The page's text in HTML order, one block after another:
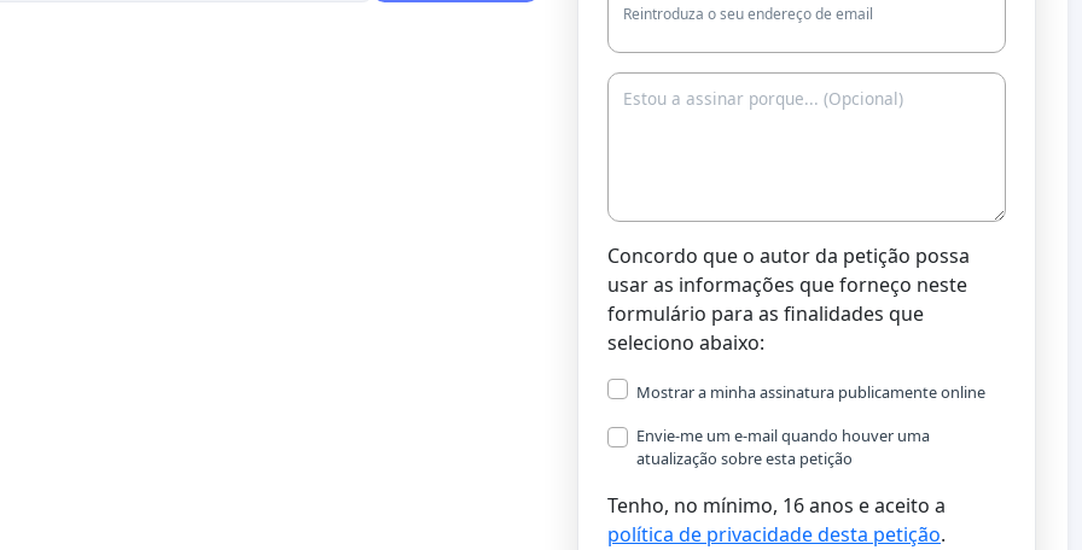
Reintroduza o seu endereço de email
Concordo que o autor da petição possa
usar as informações que forneço neste
formulário para as finalidades que
seleciono abaixo:
Mostrar a minha assinatura publicamente online
Envie-me um e-mail quando houver uma
atualização sobre esta petição
Tenho, no mínimo, 16 anos e aceito a
política de privacidade desta petição.